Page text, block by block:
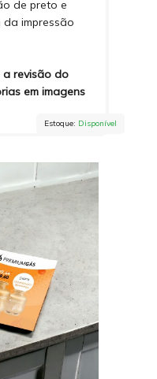
de preto e
da impressão
a revisão do
em imagens
Estoque: Disponível